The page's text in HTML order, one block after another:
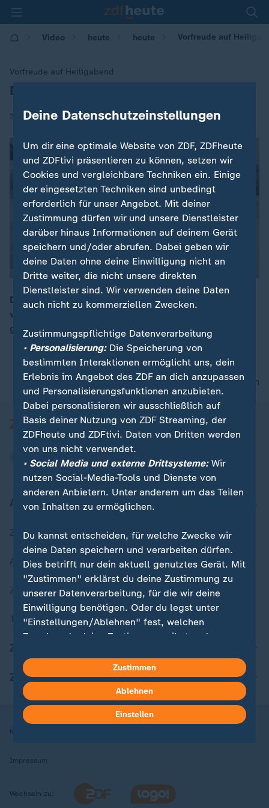
Video heute heute Vorfreude auf
Vorfreude auf Heiligabend
:Der Weihnachtsmann ist unterwegs
23.12.2017 | 12:16
Die Wunschzettel sind gelesen, die Geschenke
verpackt: Der Weihnachtsmann hat sich auf den Weg
gemacht. Einer Legende nach kommt er aus Lappland.
nach oben
Aktuell bei ZDFheute
Zuletzt veröffentlicht
Aktuelle Sendungs-Videos
ZDFheute Stories
Themen im Überblick
ZDFheute Apps
Nutzungsbedingungen
Impressum
Wechseln zu:
Deine Datenschutzeinstellungen
Um dir eine optimale Website von ZDF, ZDFheute
und ZDFtivi präsentieren zu können, setzen wir
Cookies und vergleichbare Techniken ein. Einige
der eingesetzten Techniken sind unbedingt
erforderlich für unser Angebot. Mit deiner
Zustimmung dürfen wir und unsere Dienstleister
darüber hinaus Informationen auf deinem Gerät
speichern und/oder abrufen. Dabei geben wir
deine Daten ohne deine Einwilligung nicht an
Dritte weiter, die nicht unsere direkten
Dienstleister sind. Wir verwenden deine Daten
auch nicht zu kommerziellen Zwecken.
Zustimmungspflichtige Datenverarbeitung
• Personalisierung:Die Speicherung von
bestimmten Interaktionen ermöglicht uns, dein
Erlebnis im Angebot des ZDF an dich anzupassen
und Personalisierungsfunktionen anzubieten.
Dabei personalisieren wir ausschließlich auf
Basis deiner Nutzung von ZDF Streaming, der
ZDFheute und ZDFtivi. Daten von Dritten werden
von uns nicht verwendet.
• Social Media und externe Drittsysteme:Wir
nutzen Social-Media-Tools und Dienste von
anderen Anbietern. Unter anderem um das Teilen
von Inhalten zu ermöglichen.
Du kannst entscheiden, für welche Zwecke wir
deine Daten speichern und verarbeiten dürfen.
Dies betrifft nur dein aktuell genutztes Gerät. Mit
"Zustimmen" erklärst du deine Zustimmung zu
unserer Datenverarbeitung, für die wir deine
Einwilligung benötigen. Oder du legst unter
"Einstellungen/Ablehnen" fest, welchen
Zwecken du deine Zustimmung gibst und
kannst du jederzeit mit Wirkung für die Zukunft
in deinen Einstellungen widerrufen oder ändern.
Hier findest du das Impressum.
Weitere Informationen findest du in unserer
Zustimmen
Ablehnen
Einstellen